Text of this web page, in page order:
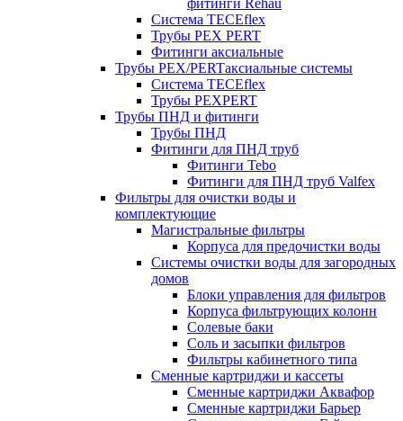
фитинги Rehau
Система TECEflex
Трубы PEX PERT
Фитинги аксиальные
Трубы PEX/PERTаксиальные системы
Система TECEflex
Трубы PEXPERT
Трубы ПНД и фитинги
Трубы ПНД
Фитинги для ПНД труб
Фитинги Tebo
Фитинги для ПНД труб Valfex
Фильтры для очистки воды и
комплектующие
Магистральные фильтры
Корпуса для предочистки воды
Системы очистки воды для загородных
домов
Блоки управления для фильтров
Корпуса фильтрующих колонн
Солевые баки
Соль и засыпки фильтров
Фильтры кабинетного типа
Сменные картриджи и кассеты
Сменные картриджи Аквафор
Сменные картриджи Барьер